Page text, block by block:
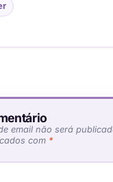
email não será
com *